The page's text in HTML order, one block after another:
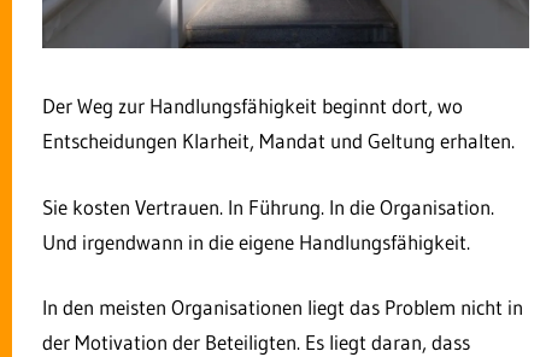
Über Letzte Artikel
Der Weg zur Handlungsfähigkeit beginnt dort, wo
Entscheidungen Klarheit, Mandat und Geltung erhalten.
Sie kosten Vertrauen. In Führung. In die Organisation.
Und irgendwann in die eigene Handlungsfähigkeit.
In den meisten Organisationen liegt das Problem nicht in
der Motivation der Beteiligten. Es liegt daran, dass